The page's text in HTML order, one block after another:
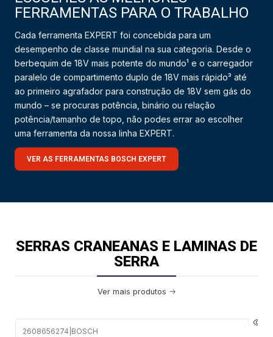
FERRAMENTAS PARA O TRABALHO
Cada ferramenta EXPERT foi concebida para um
desempenho de classe mundial na sua categoria. Desde o
berbequim de 18V mais potente do mundo¹ e o carregador
paralelo de compartimento duplo de 18V mais rápido³ até
ao primeiro agrafador para construção de 18V sem gás do
mundo – se procuras potência, binário ou relação
potência/tamanho de topo, não podes errar ao escolher
uma ferramenta da nossa linha EXPERT.
VER AS FERRAMENTAS BOSCH EXPERT
SERRAS CRANEANAS E LAMINAS DE
SERRA
Ver mais produtos
2608656274 BOSCH